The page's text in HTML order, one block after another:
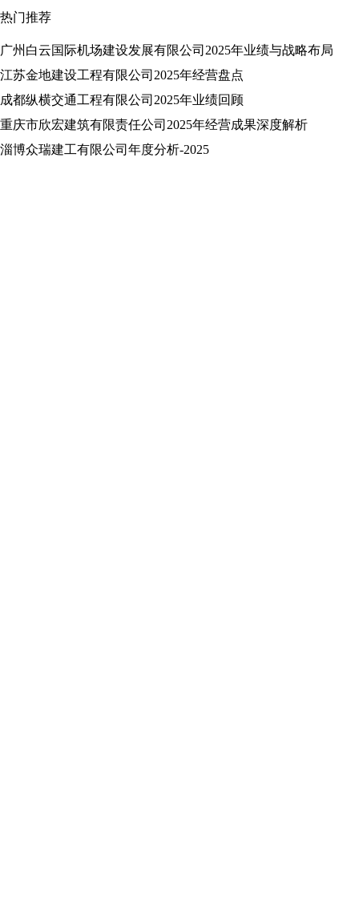
热门推荐
广州白云国际机场建设发展有限公司2025年业绩与战略布局
江苏金地建设工程有限公司2025年经营盘点
成都纵横交通工程有限公司2025年业绩回顾
重庆市欣宏建筑有限责任公司2025年经营成果深度解析
淄博众瑞建工有限公司年度分析-2025